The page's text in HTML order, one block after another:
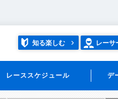
知る楽しむ レーサ
レーススケジュール デ